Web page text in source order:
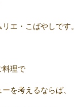
エ・こばやしです。
料理で
を考えるならば、